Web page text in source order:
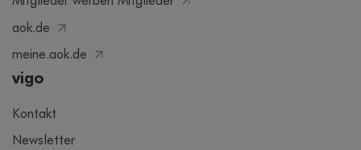
aok.de
meine.aok.de
vigo
Kontakt
Newsletter